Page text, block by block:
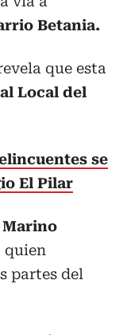
Betania.
que esta
Local del
se
El Pilar
Marino
quien
partes del